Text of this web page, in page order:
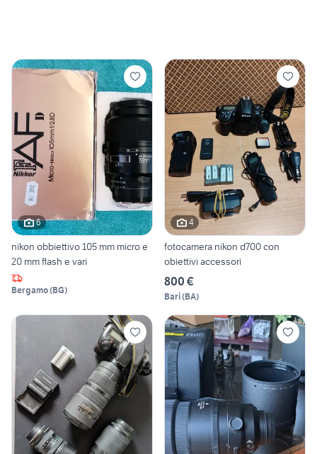
6
nikon obbiettivo 105 mm micro e
20 mm flash e vari
Bergamo(BG)
4
fotocamera nikon d700 con
obiettivi accessori
800 €
Bari(BA)